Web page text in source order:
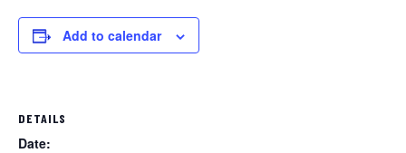
Add to calendar
DETAILS
Date: